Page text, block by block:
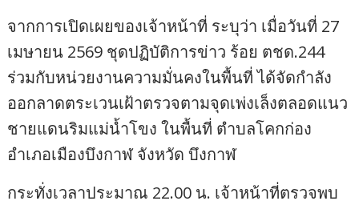
จากการเปิดเผยของเจ้าหน้าที่ ระบุว่า เมื่อวันที่ 27
เมษายน 2569 ชุดปฏิบัติการข่าว ร้อย ตชด.244
ร่วมกับหน่วยงานความมั่นคงในพื้นที่ ได้จัดกำลัง
ออกลาดตระเวนเฝ้าตรวจตามจุดเพ่งเล็งตลอดแนว
ชายแดนริมแม่น้ำโขง ในพื้นที่ ตำบลโคกก่อง
อำเภอเมืองบึงกาฬ จังหวัด บึงกาฬ
กระทั่งเวลาประมาณ 22.00 น. เจ้าหน้าที่ตรวจพบ